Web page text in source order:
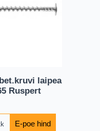
laipea
Ruspert